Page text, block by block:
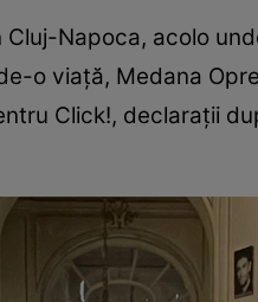
Napoca, acolo
o viață, Medana
Click!, declarații